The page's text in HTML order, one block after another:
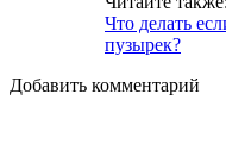
Что делать
пузырек?
Добавить комментарий